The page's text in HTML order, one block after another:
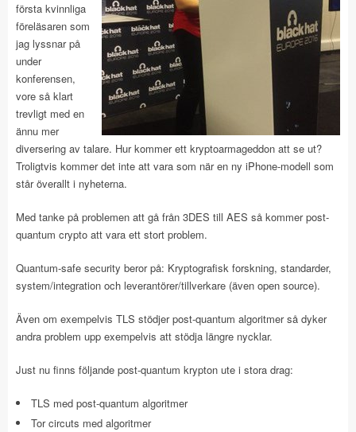
första kvinnliga
föreläsaren som
jag lyssnar på
under
konferensen,
vore så klart
trevligt med en
ännu mer
diversering av talare. Hur kommer ett kryptoarmageddon att se ut?
Troligtvis kommer det inte att vara som när en ny iPhone-modell som
står överallt i nyheterna.
Med tanke på problemen att gå från 3DES till AES så kommer post-
quantum crypto att vara ett stort problem.
Quantum-safe security beror på: Kryptografisk forskning, standarder,
system/integration och leverantörer/tillverkare (även open source).
Även om exempelvis TLS stödjer post-quantum algoritmer så dyker
andra problem upp exempelvis att stödja längre nycklar.
Just nu finns följande post-quantum krypton ute i stora drag:
TLS med post-quantum algoritmer
Tor circuts med algoritmer